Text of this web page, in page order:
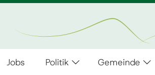
Jobs Politik Gemeinde